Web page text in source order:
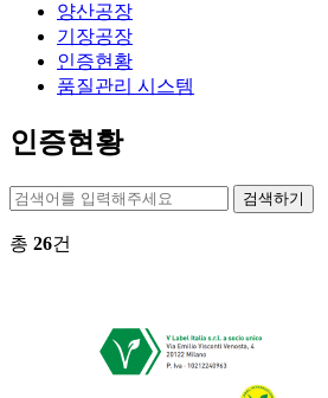
양산공장
기장공장
인증현황
품질관리 시스템
인증현황
검색하기
총 26건